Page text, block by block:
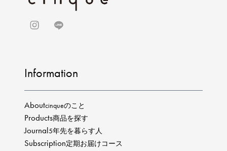
Information
Aboutcinqueのこと
Products商品を探す
Journal5年先を暮らす人
Subscription定期お届けコース